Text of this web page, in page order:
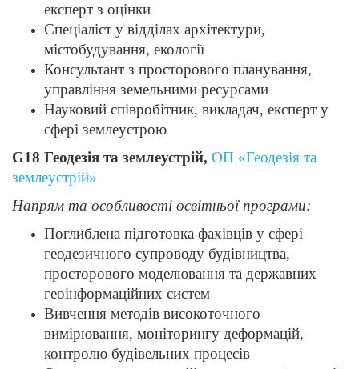
експерт з оцінки
Спеціаліст у відділах архітектури,
містобудування, екології
Консультант з просторового планування,
управління земельними ресурсами
Науковий співробітник, викладач, експерт у
сфері землеустрою
G18 Геодезія та землеустрій, ОП «Геодезія та
землеустрій»
Напрям та особливості освітньої програми:
Поглиблена підготовка фахівців у сфері
геодезичного супроводу будівництва,
просторового моделювання та державних
геоінформаційних систем
Вивчення методів високоточного
вимірювання, моніторингу деформацій,
контролю будівельних процесів